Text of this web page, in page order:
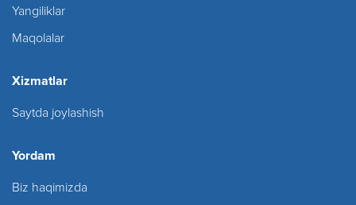
Yangiliklar
Maqolalar
Xizmatlar
Saytda joylashish
Yordam
Biz haqimizda